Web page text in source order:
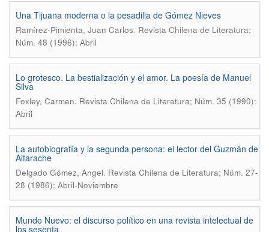
Una Tijuana moderna o la pesadilla de Gómez Nieves
Ramírez-Pimienta, Juan Carlos. Revista Chilena de Literatura;
Núm. 48 (1996): Abril
Lo grotesco. La bestialización y el amor. La poesía de Manuel
Silva
Foxley, Carmen. Revista Chilena de Literatura; Núm. 35 (1990):
Abril
La autobiografía y la segunda persona: el lector del Guzmán de
Alfarache
Delgado Gómez, Angel. Revista Chilena de Literatura; Núm. 27-
28 (1986): Abril-Noviembre
Mundo Nuevo: el discurso político en una revista intelectual de
los sesenta